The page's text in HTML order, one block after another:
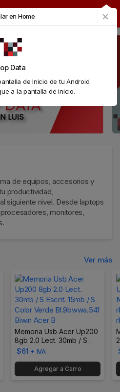
Data
de equipos, accesorios y
productividad,
siguiente nivel. Desde laptops
monitores,
Ver más
Memoria Usb Acer Up200
8gb 2.0 Lect. 30mb / S
Escrit. 15mb / S Color
Acer B
$61 + IVA
Agregar a Carro
en Home
Data
de Inicio de tu Android
a la pantalla de inicio.